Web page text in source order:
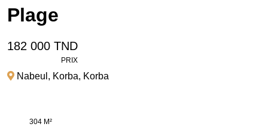
Plage
182 000 TND
PRIX
Nabeul , Korba, Korba
304 M²